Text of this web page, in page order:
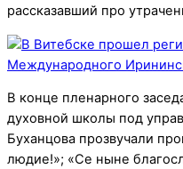
рассказавший про
В конце пленарного
духовной школы под
Буханцова прозвучали
людие!»; «Се ныне